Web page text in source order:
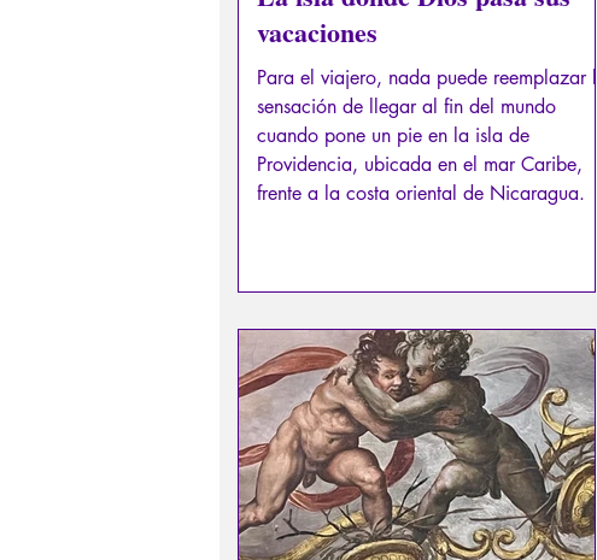
vacaciones
Para el viajero, nada puede reemplazar la
sensación de llegar al fin del mundo
cuando pone un pie en la isla de
Providencia, ubicada en el mar Caribe,
frente a la costa oriental de Nicaragua.